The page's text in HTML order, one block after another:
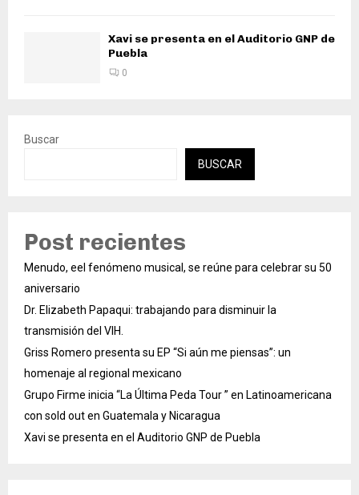
Xavi se presenta en el Auditorio GNP de
Puebla
0
Buscar
BUSCAR
Post recientes
Menudo, eel fenómeno musical, se reúne para celebrar su 50
aniversario
Dr. Elizabeth Papaqui: trabajando para disminuir la
transmisión del VIH.
Griss Romero presenta su EP “Si aún me piensas”: un
homenaje al regional mexicano
Grupo Firme inicia “La Última Peda Tour ” en Latinoamericana
con sold out en Guatemala y Nicaragua
Xavi se presenta en el Auditorio GNP de Puebla